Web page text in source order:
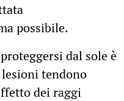
possibile.
dal sole è
lesioni tendono
dei raggi